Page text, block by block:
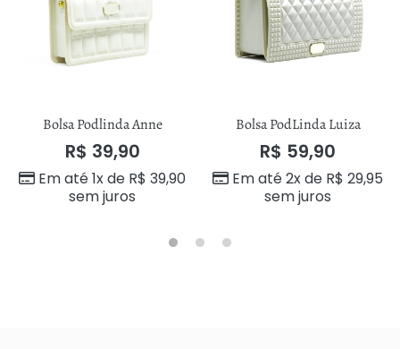
Bolsa Podlinda Anne
R$ 39,90
Em até 1x de R$ 39,90
sem juros
Bolsa PodLinda Luiza
R$ 59,90
Em até 2x de R$ 29,95
sem juros